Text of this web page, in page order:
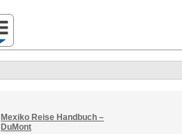
Mexiko Reise Handbuch –
DuMont